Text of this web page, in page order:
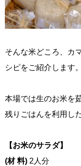
そんな米どころ、カ
シピをご紹介します。
本場では生のお米を
残りごはんを利用し
【お米のサラダ】
(材 料) 2人分